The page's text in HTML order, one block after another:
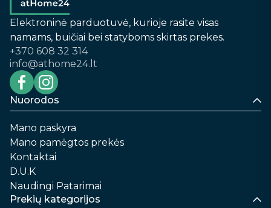
Elektroninė parduotuvė, kurioje rasite visas
namams, buičiai bei statyboms skirtas prekes.
+370 608 32 314
info@athome24.lt
Nuorodos
Mano paskyra
Mano pamėgtos prekės
Kontaktai
D.U.K
Naudingi Patarimai
Prekių kategorijos